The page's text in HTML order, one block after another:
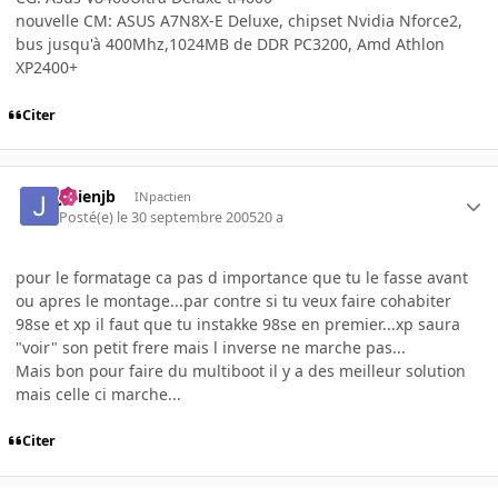
nouvelle CM: ASUS A7N8X-E Deluxe, chipset Nvidia Nforce2,
bus jusqu'à 400Mhz,1024MB de DDR PC3200, Amd Athlon
XP2400+
Citer
julienjb INpactien
Posté(e) le 30 septembre 200520 a
pour le formatage ca pas d importance que tu le fasse avant
ou apres le montage...par contre si tu veux faire cohabiter
98se et xp il faut que tu instakke 98se en premier...xp saura
"voir" son petit frere mais l inverse ne marche pas...
Mais bon pour faire du multiboot il y a des meilleur solution
mais celle ci marche...
Citer